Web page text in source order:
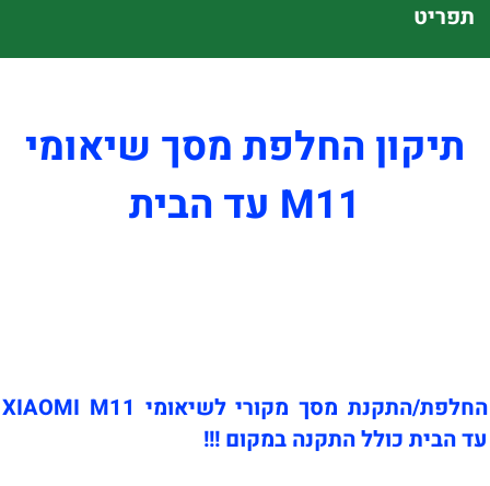
תפריט
תיקון החלפת מסך שיאומי
M11 עד הבית
החלפת/התקנת מסך מקורי לשיאומי XIAOMI M11
עד הבית כולל התקנה במקום !!!